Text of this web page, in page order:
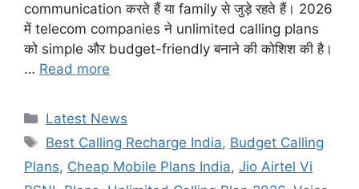
communication करते हैं या family से जुड़े रहते हैं। 2026
में telecom companies ने unlimited calling plans
को simple और budget-friendly बनाने की कोशिश की है।
… Read more
Categories
Latest News
Tags
Best Calling Recharge India, Budget Calling
Plans, Cheap Mobile Plans India, Jio Airtel Vi